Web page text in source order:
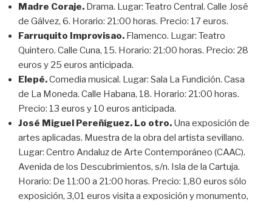
Madre Coraje. Drama. Lugar: Teatro Central. Calle José
de Gálvez, 6. Horario: 21:00 horas. Precio: 17 euros.
Farruquito Improvisao. Flamenco. Lugar: Teatro
Quintero. Calle Cuna, 15. Horario: 21:00 horas. Precio: 28
euros y 25 euros anticipada.
Elepé.Comedia musical. Lugar: Sala La Fundición. Casa
de La Moneda. Calle Habana, 18. Horario: 21:00 horas.
Precio: 13 euros y 10 euros anticipada.
José Miguel Pereñíguez. Lo otro. Una exposición de
artes aplicadas. Muestra de la obra del artista sevillano.
Lugar: Centro Andaluz de Arte Contemporáneo (CAAC).
Avenida de los Descubrimientos, s/n. Isla de la Cartuja.
Horario: De 11:00 a 21:00 horas. Precio: 1,80 euros sólo
exposición, 3,01 euros visita a exposición y monumento,